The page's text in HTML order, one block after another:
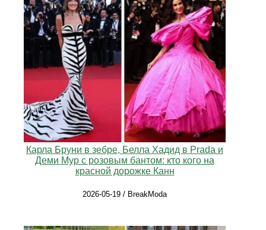
Карла Бруни в зебре, Белла Хадид в Prada и
Деми Мур с розовым бантом: кто кого на
красной дорожке Канн
2026-05-19 / BreakModa